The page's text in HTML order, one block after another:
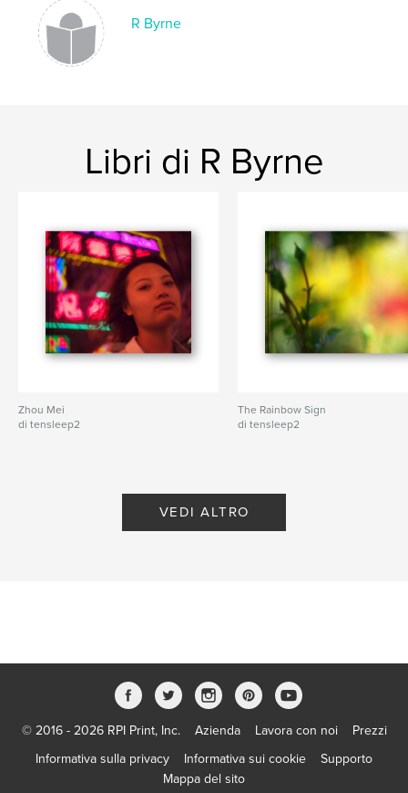
R Byrne
Libri di R Byrne
Zhou Mei
di tensleep2
The Rainbow Sign
di tensleep2
VEDI ALTRO
© 2016 - 2026 RPI Print, Inc. Azienda Lavora con noi
Prezzi
Informativa sulla privacy
Informativa sui cookie
Supporto
Mappa del sito